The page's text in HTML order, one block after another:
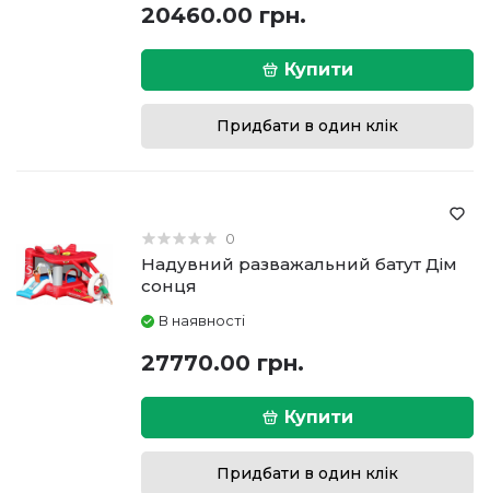
20460.00 грн.
Купити
Придбати в один клік
0
Надувний разважальний батут Дім
сонця
В наявності
27770.00 грн.
Купити
Придбати в один клік